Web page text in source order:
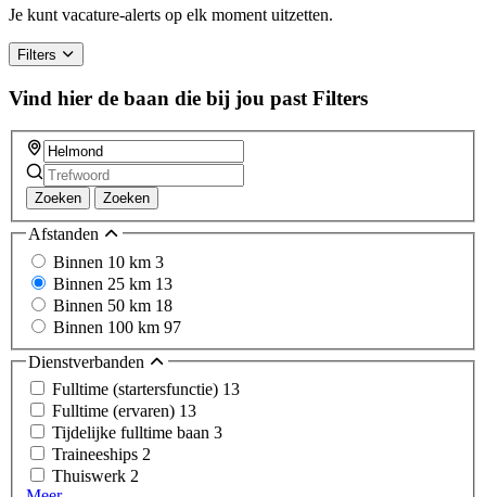
Je kunt vacature-alerts op elk moment uitzetten.
Filters
Vind hier de baan die bij jou past Filters
Zoeken Zoeken
Afstanden
Binnen 10 km 3
Binnen 25 km 13
Binnen 50 km 18
Binnen 100 km 97
Dienstverbanden
Fulltime (startersfunctie) 13
Fulltime (ervaren) 13
Tijdelijke fulltime baan 3
Traineeships 2
Thuiswerk 2